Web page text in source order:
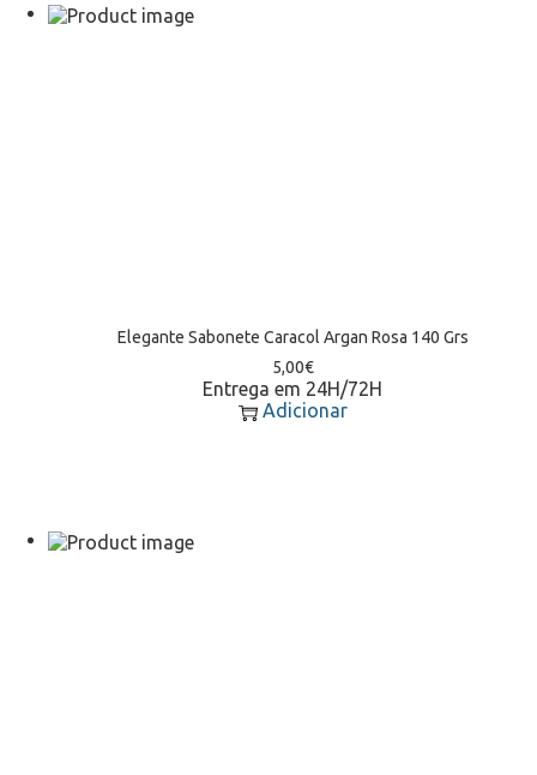
Elegante Sabonete Caracol Argan Rosa 140 Grs
5,00€
Entrega em 24H/72H
Adicionar